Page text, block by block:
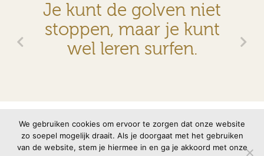
Je kunt de golven niet
stoppen, maar je kunt
wel leren surfen.
© 2026 VMBN Contact Disclaimer Privacyverklaring
We gebruiken cookies om ervoor te zorgen dat onze website
zo soepel mogelijk draait. Als je doorgaat met het gebruiken
van de website, stem je hiermee in en ga je akkoord met onze